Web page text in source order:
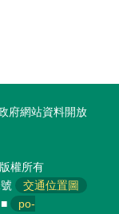
府網站資料開放
權所有
交通位置圖
po-